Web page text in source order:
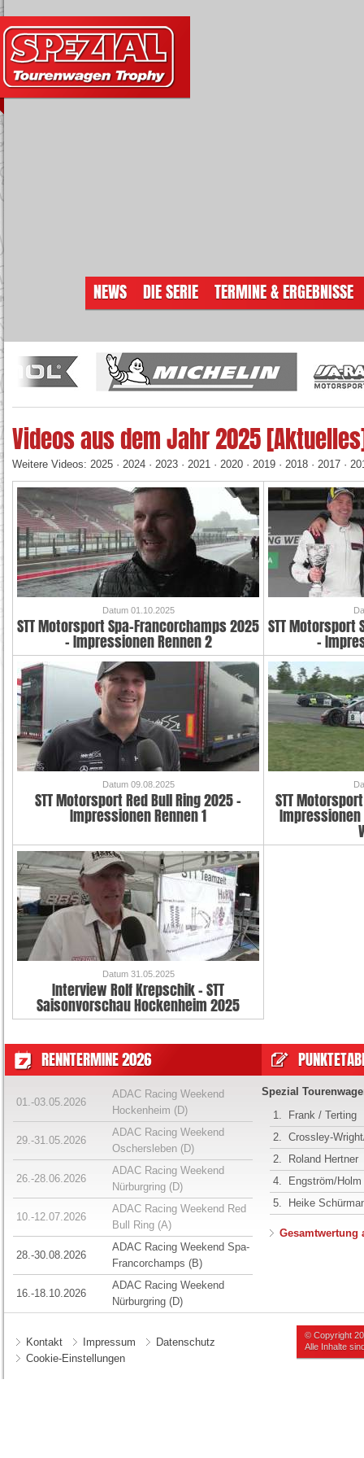
NEWS DIE SERIE TERMINE & ERGEBNISSE
Videos aus dem Jahr 2025
Weitere Videos: 2025 · 2024 · 2023 · 2021 · 2020 · 2019 · 2018 · 2017 ·
Datum 01.10.2025
STT Motorsport Spa-Francorchamps 2025
- Impressionen Rennen 2
STT Motorsport
-
Datum 09.08.2025
STT Motorsport Red Bull Ring 2025 -
Impressionen Rennen 1
STT
Impressionen
Datum 31.05.2025
Interview Rolf Krepschik - STT
Saisonvorschau Hockenheim 2025
RENNTERMINE 2026
01.-03.05.2026
ADAC Racing Weekend
Hockenheim (D)
29.-31.05.2026
ADAC Racing Weekend
Oschersleben (D)
26.-28.06.2026
ADAC Racing Weekend
Nürburgring (D)
10.-12.07.2026
ADAC Racing Weekend Red
Bull Ring (A)
28.-30.08.2026
ADAC Racing Weekend Spa-
Francorchamps (B)
16.-18.10.2026
ADAC Racing Weekend
Nürburgring (D)
Spezial
1.
Frank / Terting
2. Crossley-
2.
Roland Hertner
4.
Engström/Holm
5.
Heike
Gesamtwertung
Kontakt Impressum
Datenschutz
Cookie-Einstellungen
© Copyright
Alle Inhalte